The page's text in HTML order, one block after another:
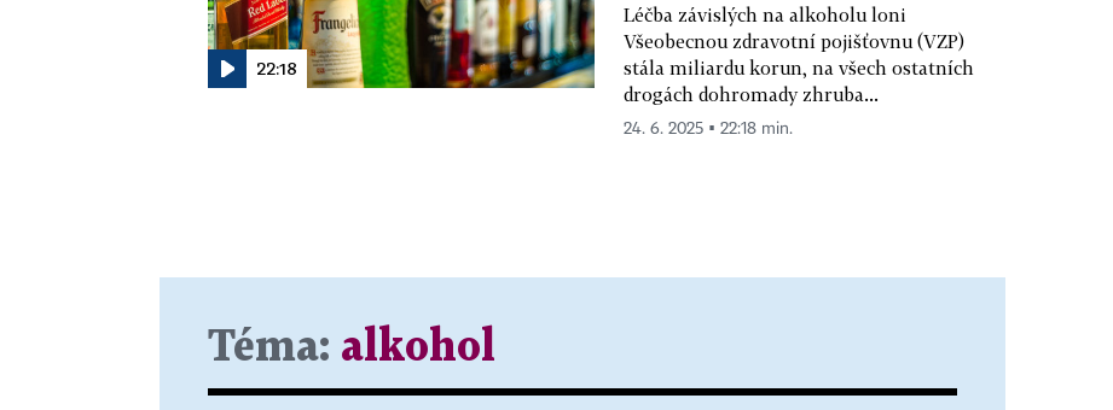
22:18
Léčba závislých na alkoholu loni
Všeobecnou zdravotní pojišťovnu (VZP)
stála miliardu korun, na všech ostatních
drogách dohromady zhruba...
24. 6. 2025 ▪ 22:18 min.
Téma: alkohol